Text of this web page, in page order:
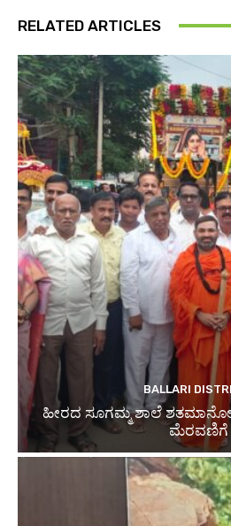
RELATED ARTICLES
BALLARI
ಹೀರದ ಸೂಗಮ್ಮ ಶಾಲೆ
ಮೆರವಣಿಗೆ